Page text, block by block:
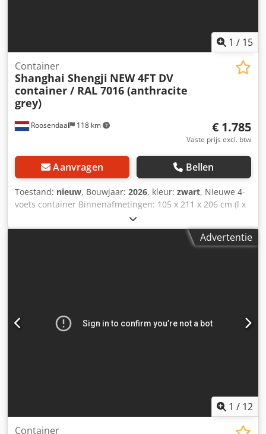
1 / 15
Roosendaal 118 km
Container
Shanghai Shengji NEW 4FT DV
container / RAL 7016 (anthracite
grey)
€ 1.785
Vaste prijs excl. btw
Aanvragen Bellen
Toestand: nieuw, Bouwjaar: 2026, kleur: zwart, Nieuwe 4-
voets container Binnenafmetingen: 105 x 211 x 206 cm (l x
b x h) = 4,60 m³ RAL 7016 (antracietgrijs) = Meer informatie
= Algemene informatie Bouwjaar: maart 2026 Modeljaar:
2026 Afmetingen Afmetingen (l x b x h): 120 x 220 x 226 cm
op met Arne Honingh voor meer informatie.
Advertentie
1 / 12
Container